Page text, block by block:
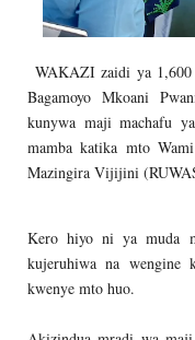
WAKAZI zaidi ya
Bagamoyo Mkoani
kunywa maji machafu
mamba katika mto
Mazingira Vijijini
Kero hiyo ni ya muda
kujeruhiwa na wengine
kwenye mto huo.